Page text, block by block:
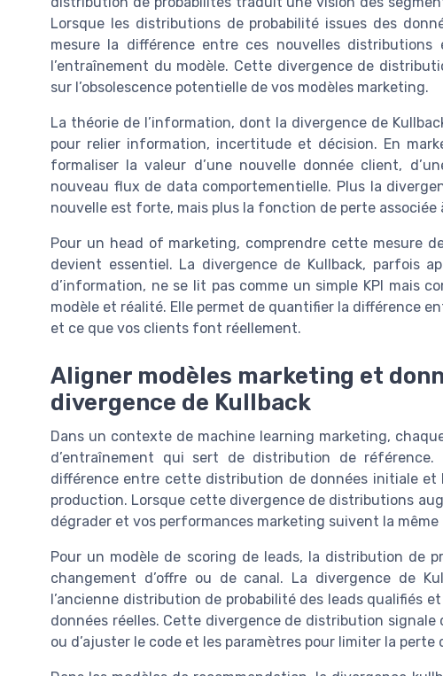
Lorsque les distributions de probabilité issues des
mesure la différence entre ces nouvelles
l’entraînement du modèle. Cette divergence de
sur l’obsolescence potentielle de vos modèles marketing.
La théorie de l’information, dont la divergence de
pour relier information, incertitude et décision. En
formaliser la valeur d’une nouvelle donnée client,
nouveau flux de data comportementielle. Plus la
nouvelle est forte, mais plus la fonction de perte associée
Pour un head of marketing, comprendre cette mesure
devient essentiel. La divergence de Kullback, parfois
d’information, ne se lit pas comme un simple KPI mais
modèle et réalité. Elle permet de quantifier la différence
et ce que vos clients font réellement.
Aligner modèles marketing et
divergence de Kullback
Dans un contexte de machine learning marketing,
d’entraînement qui sert de distribution de
différence entre cette distribution de données initiale et
production. Lorsque cette divergence de distributions
dégrader et vos performances marketing suivent la
Pour un modèle de scoring de leads, la distribution de
changement d’offre ou de canal. La divergence de
l’ancienne distribution de probabilité des leads qualifiés
données réelles. Cette divergence de distribution
ou d’ajuster le code et les paramètres pour limiter la perte